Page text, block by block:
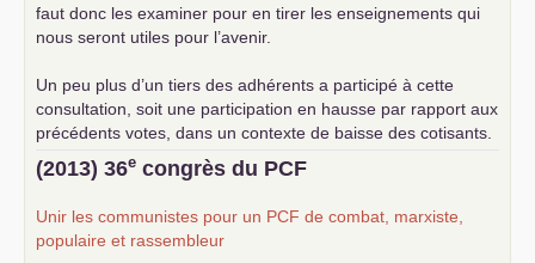
faut donc les examiner pour en tirer les enseignements qui
nous seront utiles pour l’avenir.
Un peu plus d’un tiers des adhérents a participé à cette
consultation, soit une participation en hausse par rapport aux
précédents votes, dans un contexte de baisse des cotisants.
... lire la suite
(2013) 36e congrès du PCF
Unir les communistes pour un PCF de combat, marxiste,
populaire et rassembleur